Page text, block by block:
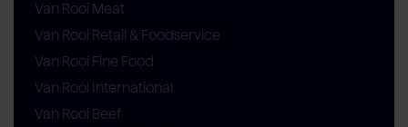
Van Rooi Meat
Van Rooi Retail & Foodservice
Van Rooi Fine Food
Van Rooi International
Van Rooi Beef